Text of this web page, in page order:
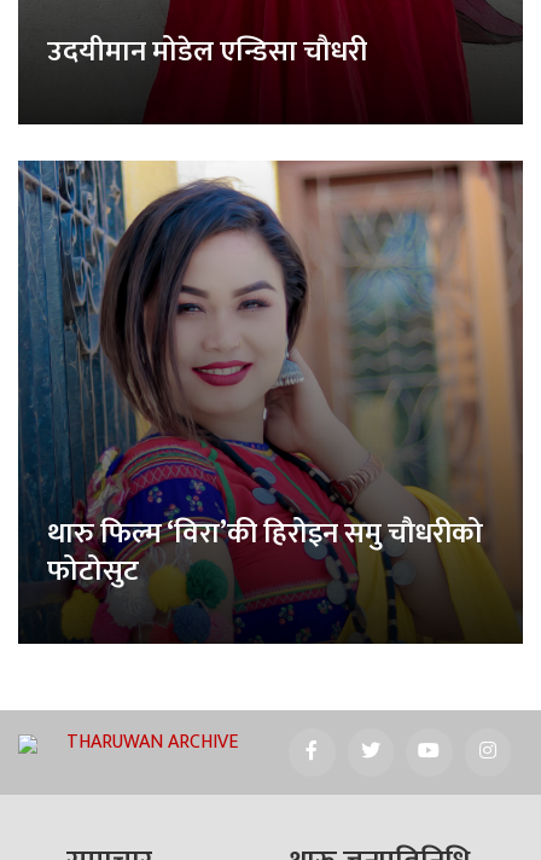
उदयीमान मोडेल एन्डिसा चौधरी
थारु फिल्म ‘विरा’की हिरोइन समु चौधरीको
फोटोसुट
THARUWAN ARCHIVE